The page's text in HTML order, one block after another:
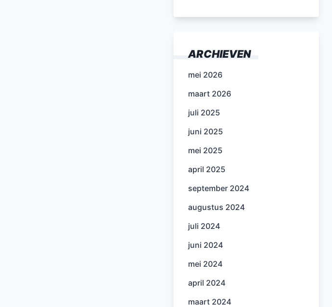
ARCHIEVEN
mei 2026
maart 2026
juli 2025
juni 2025
mei 2025
april 2025
september 2024
augustus 2024
juli 2024
juni 2024
mei 2024
april 2024
maart 2024